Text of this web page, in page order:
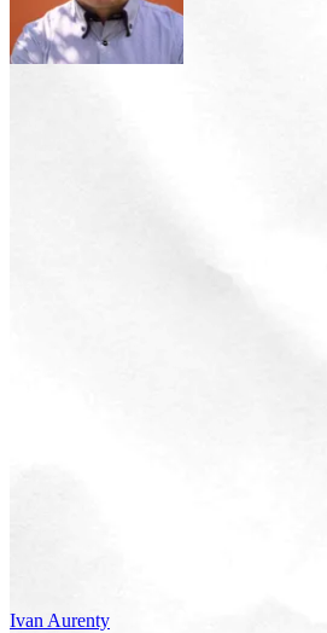
Ivan Aurenty